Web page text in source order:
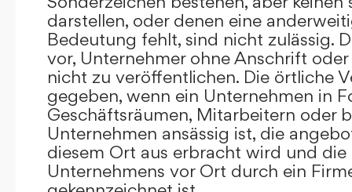
darstellen, oder denen eine
Bedeutung fehlt, sind nicht zulässig.
vor, Unternehmer ohne Anschrift
nicht zu veröffentlichen. Die örtliche
gegeben, wenn ein Unternehmen in
Geschäftsräumen, Mitarbeitern oder
Unternehmen ansässig ist, die
diesem Ort aus erbracht wird und die
Unternehmens vor Ort durch ein